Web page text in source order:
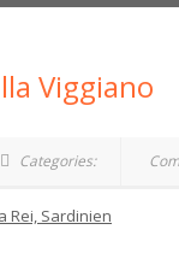
Viggiano
Categories: